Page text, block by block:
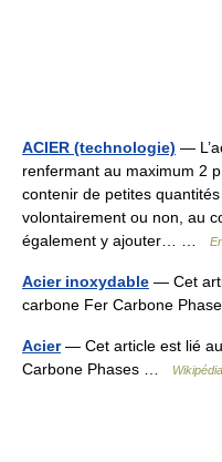
ACIER (technologie) —
renfermant au maximum 2
contenir de petites
volontairement ou non, au
également y ajouter… …
Acier inoxydable — Cet
carbone Fer Carbone
Acier— Cet article est lié
Carbone Phases …